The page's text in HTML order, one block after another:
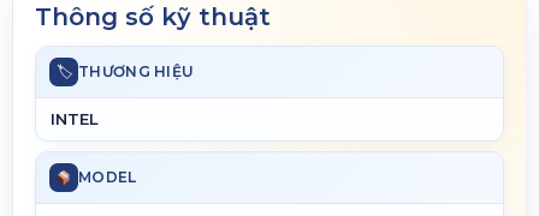
Thông số kỹ thuật
🏷 THƯƠNG HIỆU
INTEL
MODEL